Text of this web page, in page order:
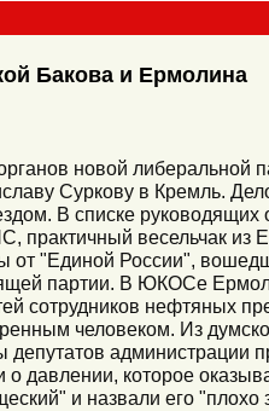
Бакова и Ермолина
новой либеральной
Суркову в Кремль.
В списке
весельчак из
от "Единой России",
партии. В ЮКОСе
сотрудников нефтяных
человеком. Из
депутатов администрации
о давлении, которое
и назвали его